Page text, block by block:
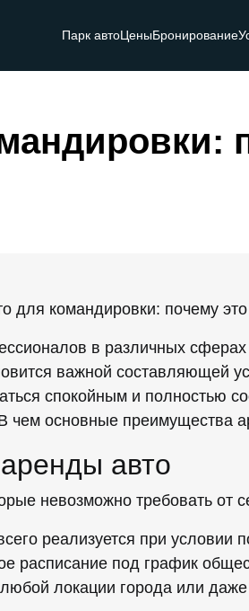
Парк автоЦеныБронирование
в различных
важной составляющей
спокойным и полностью
чем основные преимущества
авто
невозможно требовать от
реализуется при
расписание под график
локации города или даже